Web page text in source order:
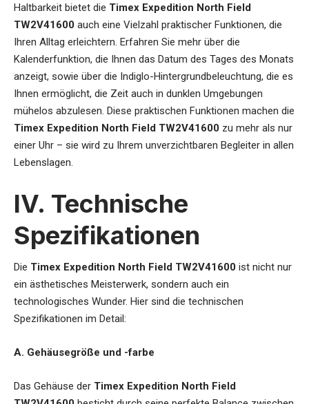
Haltbarkeit bietet die Timex Expedition North Field
TW2V41600 auch eine Vielzahl praktischer Funktionen, die
Ihren Alltag erleichtern. Erfahren Sie mehr über die
Kalenderfunktion, die Ihnen das Datum des Tages des Monats
anzeigt, sowie über die Indiglo-Hintergrundbeleuchtung, die es
Ihnen ermöglicht, die Zeit auch in dunklen Umgebungen
mühelos abzulesen. Diese praktischen Funktionen machen die
Timex Expedition North Field TW2V41600 zu mehr als nur
einer Uhr – sie wird zu Ihrem unverzichtbaren Begleiter in allen
Lebenslagen.
IV. Technische
Spezifikationen
Die Timex Expedition North Field TW2V41600 ist nicht nur
ein ästhetisches Meisterwerk, sondern auch ein
technologisches Wunder. Hier sind die technischen
Spezifikationen im Detail:
A. Gehäusegröße und -farbe
Das Gehäuse der Timex Expedition North Field